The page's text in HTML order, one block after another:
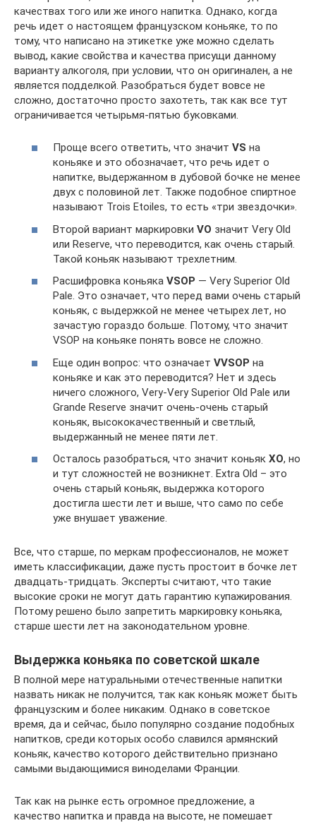
качествах того или же иного напитка. Однако, когда
речь идет о настоящем французском коньяке, то по
тому, что написано на этикетке уже можно сделать
вывод, какие свойства и качества присущи данному
варианту алкоголя, при условии, что он оригинален, а не
является подделкой. Разобраться будет вовсе не
сложно, достаточно просто захотеть, так как все тут
ограничивается четырьмя-пятью буковками.
Проще всего ответить, что значит VS на
коньяке и это обозначает, что речь идет о
напитке, выдержанном в дубовой бочке не менее
двух с половиной лет. Также подобное спиртное
называют Trois Etoiles, то есть «три звездочки».
Второй вариант маркировки VO значит Very Old
или Reserve, что переводится, как очень старый.
Такой коньяк называют трехлетним.
Расшифровка коньяка VSOP — Very Superior Old
Pale. Это означает, что перед вами очень старый
коньяк, с выдержкой не менее четырех лет, но
зачастую гораздо больше. Потому, что значит
VSOP на коньяке понять вовсе не сложно.
Еще один вопрос: что означает VVSOP на
коньяке и как это переводится? Нет и здесь
ничего сложного, Very-Very Superior Old Pale или
Grande Reserve значит очень-очень старый
коньяк, высококачественный и светлый,
выдержанный не менее пяти лет.
Осталось разобраться, что значит коньяк ХО, но
и тут сложностей не возникнет. Extra Old – это
очень старый коньяк, выдержка которого
достигла шести лет и выше, что само по себе
уже внушает уважение.
Все, что старше, по меркам профессионалов, не может
иметь классификации, даже пусть простоит в бочке лет
двадцать-тридцать. Эксперты считают, что такие
высокие сроки не могут дать гарантию купажирования.
Потому решено было запретить маркировку коньяка,
старше шести лет на законодательном уровне.
Выдержка коньяка по советской шкале
В полной мере натуральными отечественные напитки
назвать никак не получится, так как коньяк может быть
французским и более никаким. Однако в советское
время, да и сейчас, было популярно создание подобных
напитков, среди которых особо славился армянский
коньяк, качество которого действительно признано
самыми выдающимися виноделами Франции.
Так как на рынке есть огромное предложение, а
качество напитка и правда на высоте, не помешает